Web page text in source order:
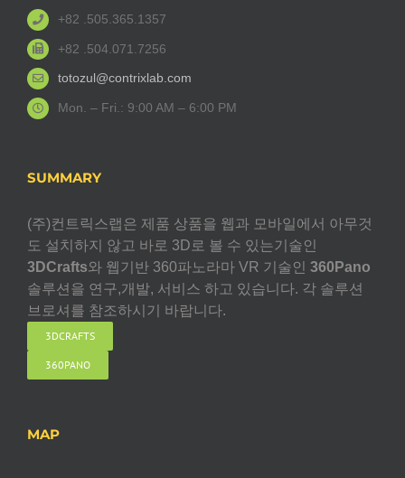
+82 .505.365.1357
+82 .504.071.7256
totozul@contrixlab.com
Mon. – Fri.: 9:00 AM – 6:00 PM
SUMMARY
(주)컨트릭스랩은 제품 상품을 웹과 모바일에서 아무것
도 설치하지 않고 바로 3D로 볼 수 있는기술인
3DCrafts와 웹기반 360파노라마 VR 기술인 360Pano
솔루션을 연구,개발, 서비스 하고 있습니다. 각 솔루션
브로셔를 참조하시기 바랍니다.
3DCRAFTS
360PANO
MAP